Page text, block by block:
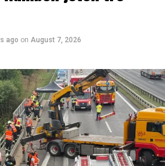
ago on August 7, 2026